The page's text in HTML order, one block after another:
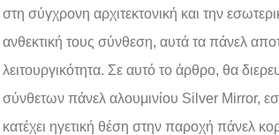
στη σύγχρονη αρχιτεκτονική και την
ανθεκτική τους σύνθεση, αυτά τα πάνελ
λειτουργικότητα. Σε αυτό το άρθρο, θα
σύνθετων πάνελ αλουμινίου Silver Mirror,
κατέχει ηγετική θέση στην παροχή πάνελ